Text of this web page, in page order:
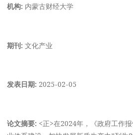
机构: 内蒙古财经大学
期刊: 文化产业
发表日期: 2025-02-05
论文摘要: <正>在2024年，《政府工作